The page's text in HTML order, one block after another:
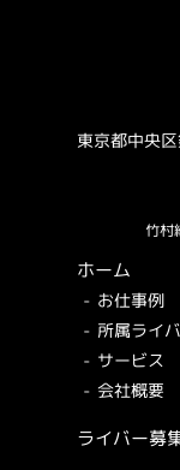
東京都中央
竹村
ホーム
お仕事例
所属ライ
サービス
会社概要
ライバー募